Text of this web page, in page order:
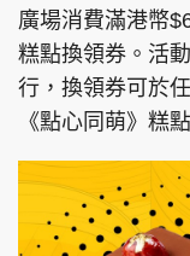
廣場消費滿港幣
糕點換領券。活
行，換領券可於
《點心同萌》糕